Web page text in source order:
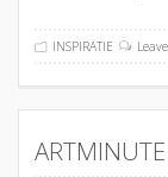
INSPIRATIE